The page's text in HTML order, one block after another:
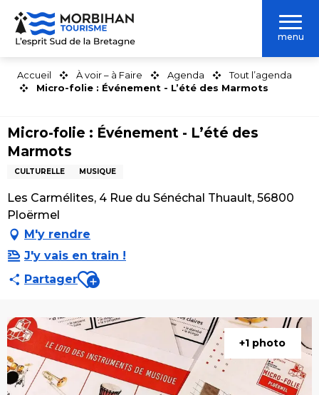
Aller
contenu
menu
Accueil À voir – à Faire Agenda
Tout l’agenda
Micro-folie : Événement - L’été des Marmots
Micro-folie : Événement - L’été des
Marmots
CULTURELLE MUSIQUE
Les Carmélites, 4 Rue du Sénéchal Thuault, 56800
Ploërmel
M'y rendre
J'y vais en train !
PartagerAjouter aux favoris
+1 photo